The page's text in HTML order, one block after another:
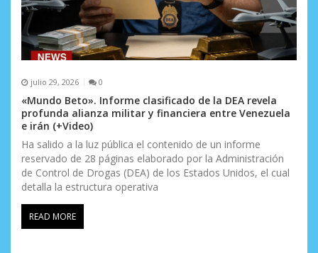
julio 29, 2026 0
«Mundo Beto». Informe clasificado de la DEA revela
profunda alianza militar y financiera entre Venezuela
e irán (+Video)
Ha salido a la luz pública el contenido de un informe
reservado de 28 páginas elaborado por la Administración
de Control de Drogas (DEA) de los Estados Unidos, el cual
detalla la estructura operativa
READ MORE